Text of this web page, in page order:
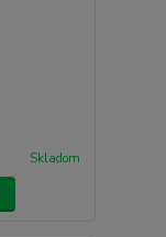
Skladom